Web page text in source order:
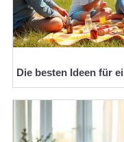
Die besten Ideen für